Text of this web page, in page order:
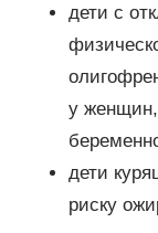
дети с
у женщин,
дети
риску